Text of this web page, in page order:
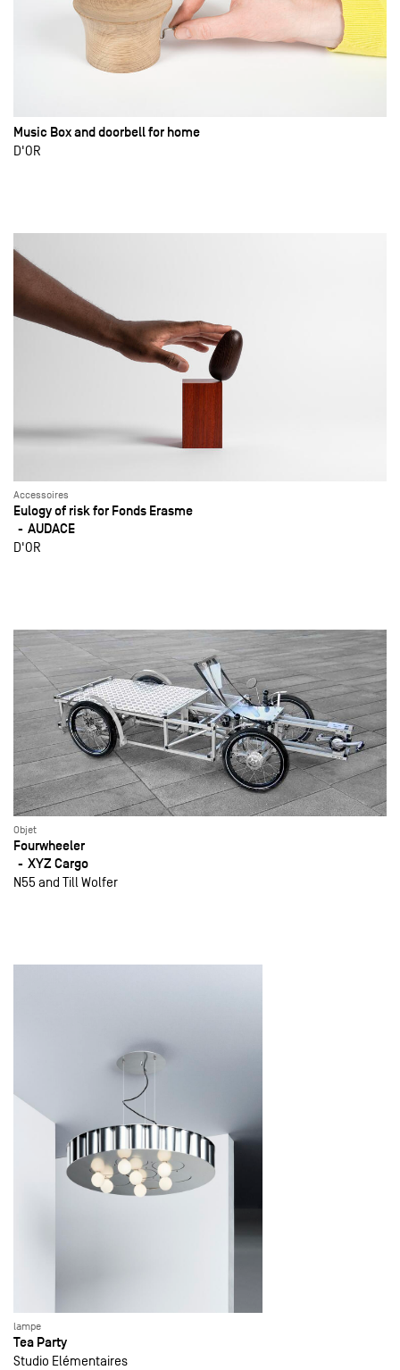
Music Box and doorbell for home
D'OR
Accessoires
Eulogy of risk for Fonds Erasme
AUDACE
D'OR
Objet
Fourwheeler
XYZ Cargo
N55 and Till Wolfer
lampe
Tea Party
Studio Elémentaires